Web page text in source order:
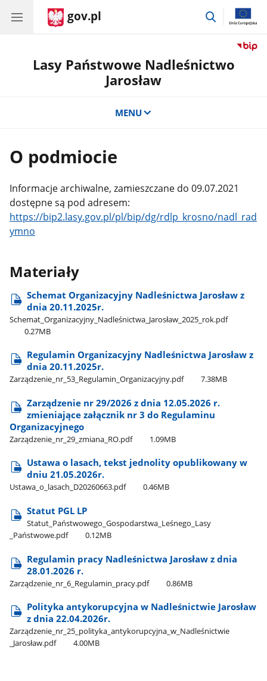
gov.pl
przejdź
Lasy Państwowe Nadleśnictwo
Jarosław
MENU
O podmiocie
Informacje archiwalne, zamieszczane do 09.07.2021
dostępne są pod adresem:
https://bip2.lasy.gov.pl/pl/bip/dg/rdlp_krosno/nadl_rad
ymno
Materiały
Schemat Organizacyjny Nadleśnictwa Jarosław z
dnia 20.11.2025r.
Schemat​_Organizacyjny​_Nadleśnictwa​_Jarosław​_2025​_rok.pdf
0.27MB
Regulamin Organizacyjny Nadleśnictwa Jarosław z
dnia 20.11.2025r.
Zarządzenie​_nr​_53​_Regulamin​_Organizacyjny.pdf 7.38MB
Zarządzenie nr 29/2026 z dnia 12.05.2026 r.
zmieniające załącznik nr 3 do Regulaminu
Organizacyjnego
Zarządzenie​_nr​_29​_zmiana​_RO.pdf 1.09MB
Ustawa o lasach, tekst jednolity opublikowany w
dniu 21.05.2026r.
Ustawa​_o​_lasach​_D20260663.pdf 0.46MB
Statut PGL LP
Statut​_Państwowego​_Gospodarstwa​_Leśnego​_Lasy​
_Państwowe.pdf
0.12MB
Regulamin pracy Nadleśnictwa Jarosław z dnia
28.01.2026 r.
Zarządzenie​_nr​_6​_Regulamin​_pracy.pdf 0.86MB
Polityka antykorupcyjna w Nadleśnictwie Jarosław
z dnia 22.04.2026r.
Zarządzenie​_nr​_25​_polityka​_antykorupcyjna​_w​_Nadleśnictwie​
_Jarosław.pdf
4.00MB